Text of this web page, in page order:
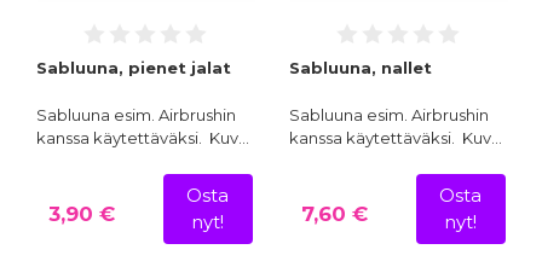
Sabluuna, pienet jalat
Sabluuna esim. Airbrushin
kanssa käytettäväksi. Kuv…
3,90 €
Osta
nyt!
Sabluuna, nallet
Sabluuna esim. Airbrushin
kanssa käytettäväksi. Kuv…
7,60 €
Osta
nyt!